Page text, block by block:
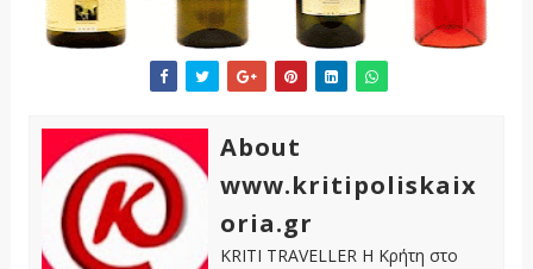
About
www.kritipoliskaix
oria.gr
KRITI TRAVELLER Η Κρήτη στο